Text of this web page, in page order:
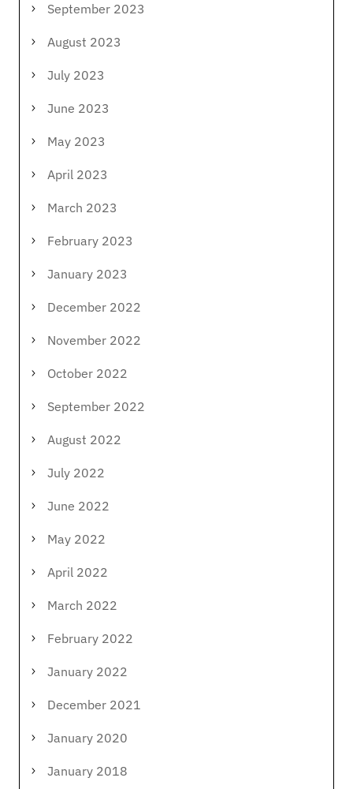
September 2023
August 2023
July 2023
June 2023
May 2023
April 2023
March 2023
February 2023
January 2023
December 2022
November 2022
October 2022
September 2022
August 2022
July 2022
June 2022
May 2022
April 2022
March 2022
February 2022
January 2022
December 2021
January 2020
January 2018